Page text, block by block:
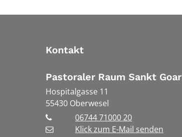
Kontakt
Pastoraler Raum Sankt Goar
Hospitalgasse 11
55430 Oberwesel
06744 71000 20
Klick zum E-Mail senden